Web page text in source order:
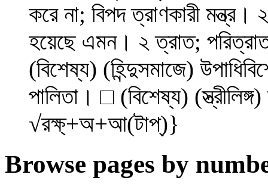
করে না; বিপদ ত্রাণকারী মন্ত্র।
হয়েছে এমন। ২ ত্রাত;
(বিশেষ্য) (হিন্দুসমাজে)
পালিতা। □ (বিশেষ্য)
√রক্ষ্‌+অ+আ(টাপ্‌)}
Browse pages by